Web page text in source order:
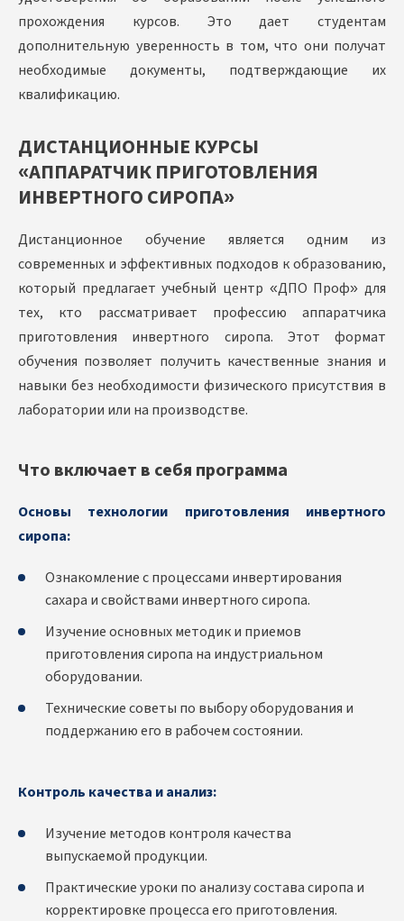
прохождения курсов. Это дает студентам
дополнительную уверенность в том, что они получат
необходимые документы, подтверждающие их
квалификацию.
ДИСТАНЦИОННЫЕ КУРСЫ
«АППАРАТЧИК ПРИГОТОВЛЕНИЯ
ИНВЕРТНОГО СИРОПА»
Дистанционное обучение является одним из
современных и эффективных подходов к образованию,
который предлагает учебный центр «ДПО Проф» для
тех, кто рассматривает профессию аппаратчика
приготовления инвертного сиропа. Этот формат
обучения позволяет получить качественные знания и
навыки без необходимости физического присутствия в
лаборатории или на производстве.
Что включает в себя программа
Основы технологии приготовления инвертного
сиропа:
Ознакомление с процессами инвертирования
сахара и свойствами инвертного сиропа.
Изучение основных методик и приемов
приготовления сиропа на индустриальном
оборудовании.
Технические советы по выбору оборудования и
поддержанию его в рабочем состоянии.
Контроль качества и анализ:
Изучение методов контроля качества
выпускаемой продукции.
Практические уроки по анализу состава сиропа и
корректировке процесса его приготовления.